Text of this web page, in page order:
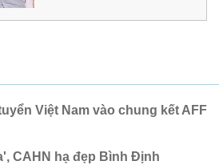
Việt Nam vào chung kết AFF
CAHN hạ đẹp Bình Định